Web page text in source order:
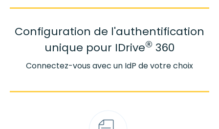
Configuration de l'authentification
unique pour IDrive® 360
Connectez-vous avec un IdP de votre choix